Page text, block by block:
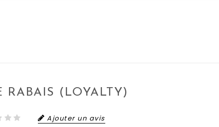
RABAIS (LOYALTY)
Ajouter un avis